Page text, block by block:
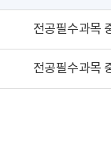
전공필수과목
전공필수과목